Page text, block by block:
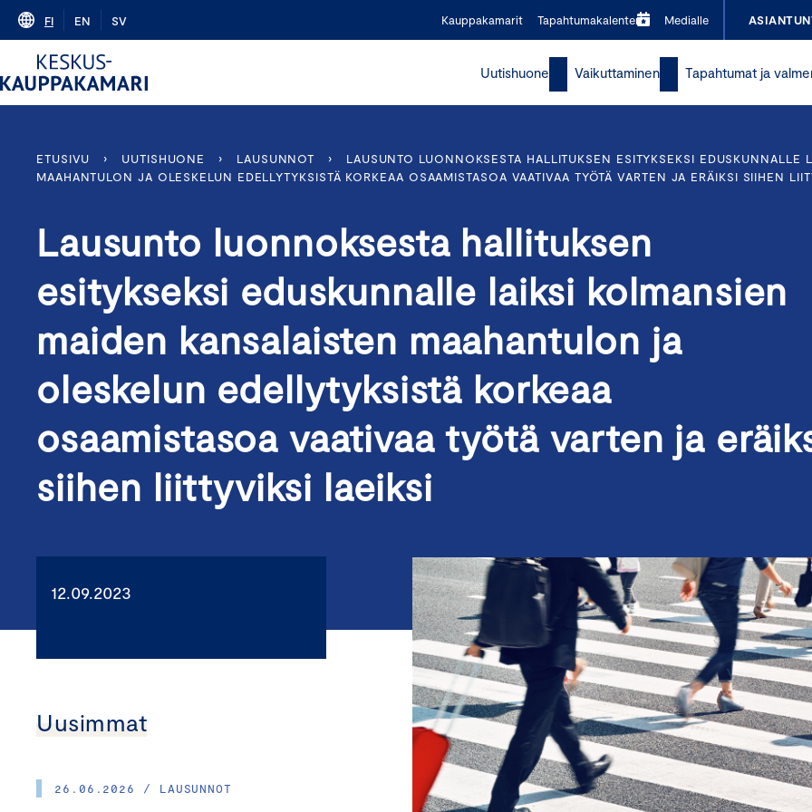
Skip
content
FI EN SV Kauppakamarit Tapahtumakalenteri Medialle
Uutishuone Vaikuttaminen Tapahtumat ja
ETUSIVU › UUTISHUONE › LAUSUNNOT ›
LAUSUNTO LUONNOKSESTA HALLITUKSEN ESITYKSEKSI
MAAHANTULON JA OLESKELUN EDELLYTYKSISTÄ KORKEAA OSAAMISTASOA VAATIVAA TYÖTÄ VARTEN JA ERÄIKSI SIIHEN
Lausunto luonnoksesta hallituksen
esitykseksi eduskunnalle laiksi kolmansien
maiden kansalaisten maahantulon ja
oleskelun edellytyksistä korkeaa
osaamistasoa vaativaa työtä varten ja
siihen liittyviksi laeiksi
12.09.2023
Uusimmat
26.06.2026 / LAUSUNNOT